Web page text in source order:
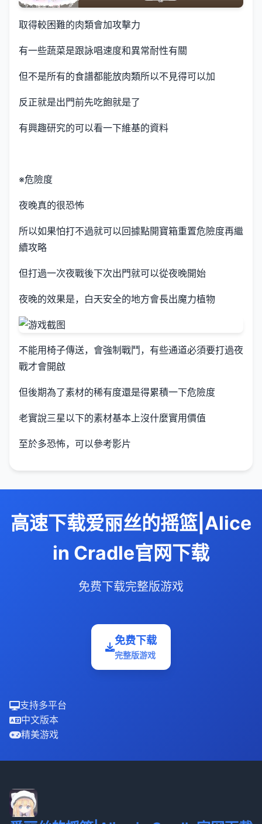
取得較困難的肉類會加攻擊力
有一些蔬菜是跟詠唱速度和異常耐性有關
但不是所有的食譜都能放肉類所以不見得可以加
反正就是出門前先吃飽就是了
有興趣研究的可以看一下維基的資料
※危險度
夜晚真的很恐怖
所以如果怕打不過就可以回據點開寶箱重置危險度再繼
續攻略
但打過一次夜戰後下次出門就可以從夜晚開始
夜晚的效果是，白天安全的地方會長出魔力植物
不能用椅子傳送，會強制戰鬥，有些通道必須要打過夜
戰才會開啟
但後期為了素材的稀有度還是得累積一下危險度
老實說三星以下的素材基本上沒什麼實用價值
至於多恐怖，可以參考影片
高速下载爱丽丝的摇篮|Alice
in Cradle官网下载
免费下载完整版游戏
免费下载
完整版游戏
支持多平台
中文版本
精美游戏